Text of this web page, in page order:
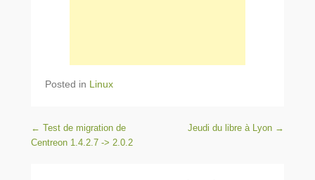
Posted in Linux
Post navigation
← Test de migration de
Centreon 1.4.2.7 -> 2.0.2
Jeudi du libre à Lyon →